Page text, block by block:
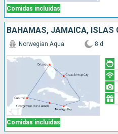
Comidas incluidas
Comidas incluidas
Norwegian Aqua 8 d